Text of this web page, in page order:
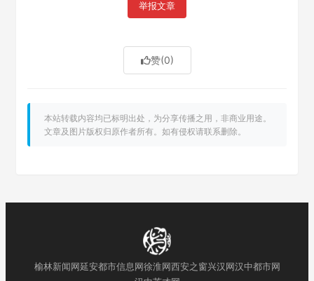
举报文章
赞(0)
本站转载内容均已标明出处，为分享传播之用，非商业用途。
文章及图片版权归原作者所有。如有侵权请联系删除。
榆林新闻网延安都市信息网徐淮网西安之窗兴汉网汉中都市网